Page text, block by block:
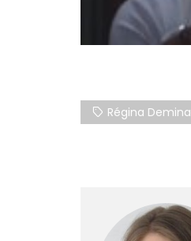
Régina Demina